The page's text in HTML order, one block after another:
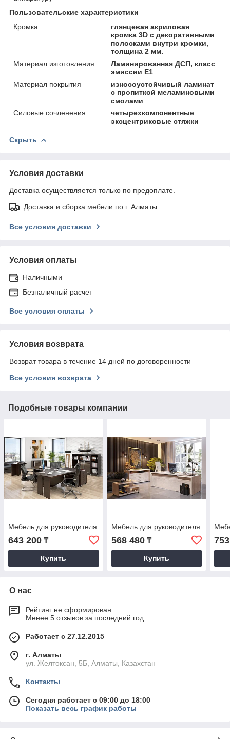
Пользовательские характеристики
Кромка
глянцевая акриловая
кромка 3D с декоративными
полосками внутри кромки,
толщина 2 мм.
Материал изготовления
Ламинированная ДСП, класс
эмиссии Е1
Материал покрытия
износоустойчивый ламинат
с пропиткой меламиновыми
смолами
Силовые сочленения
четырехкомпонентные
эксцентриковые стяжки
Скрыть
Условия доставки
Доставка осуществляется только по предоплате.
Доставка и сборка мебели по г. Алматы
Все условия доставки
Условия оплаты
Наличными
Безналичный расчет
Все условия оплаты
Условия возврата
Возврат товара в течение 14 дней по договоренности
Все условия возврата
Подобные товары компании
Мебель для руководителя
643 200 ₸
Купить
Мебель для руководителя
568 480₸
Купить
О нас
Рейтинг не сформирован
Менее 5 отзывов за последний год
Работает с 27.12.2015
г. Алматы
ул. Желтоксан, 5Б, Алматы, Казахстан
Контакты
Сегодня работает с 09:00 до 18:00
Показать весь график работы